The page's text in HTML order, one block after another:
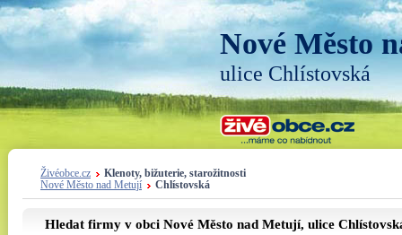
Nové Město
ulice Chlístovská
Živéobce.cz
Klenoty, bižuterie, starožitnosti
Nové Město nad Metují
Chlístovská
Hledat firmy v obci Nové Město nad Metují, ulice